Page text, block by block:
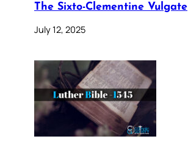
The Sixto-Clementine Vulgate
July 12, 2025